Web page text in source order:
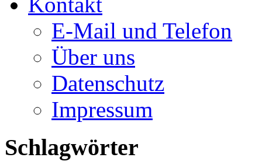
E-Mail und Telefon
Über uns
Datenschutz
Impressum
Schlagwörter